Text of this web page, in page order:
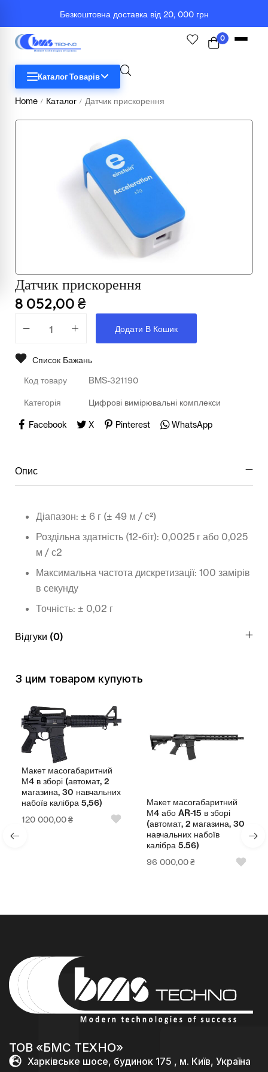
Безкоштовна доставка від 20, 000 грн
0
Каталог Товарів
Біологія
Географія
Комп'ютерна техніка
Меблі
Медичні тренажери та манекени
Освіта
Фізика
Всі товари
Home / Каталог / Датчик прискорення
Датчик прискорення
8 052,00 ₴
Додати В Кошик
Список Бажань
Код товару BMS-321190
Категорія Цифрові вимірювальні комплекси
Facebook X Pinterest WhatsApp
Опис
Діапазон: ± 6 г (± 49 м / с²)
Роздільна здатність (12-біт): 0,0025 г або 0,025
м / с2
Максимальна частота дискретизації: 100 замірів
в секунду
Точність: ± 0,02 г
Відгуки (0)
З цим товаром купують
масогабаритний
в зборі (автомат, 2
30 навчальних
калібра 5,56)
000,00₴
Макет масогабаритний
М4 або AR-15 в зборі
(автомат, 2 магазина, 30
навчальних набоїв
калібра 5.56)
96 000,00₴
96
ТОВ «БМС ТЕХНО»
Харківське шосе, будинок 175 , м. Київ, Україна